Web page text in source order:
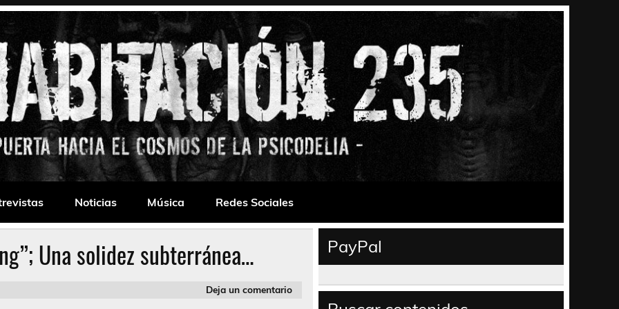
Noticias Música Redes Sociales
Una solidez subterránea…
Deja un comentario
PayPal